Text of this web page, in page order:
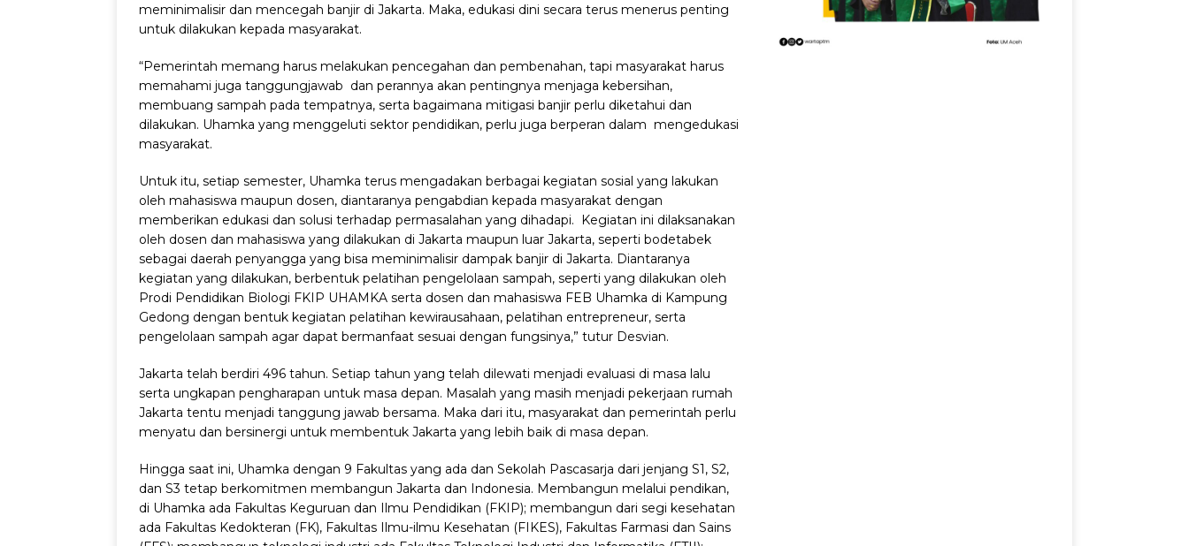
meminimalisir dan mencegah banjir di Jakarta. Maka, edukasi dini secara terus menerus penting
untuk dilakukan kepada masyarakat.
“Pemerintah memang harus melakukan pencegahan dan pembenahan, tapi masyarakat harus
memahami juga tanggungjawab dan perannya akan pentingnya menjaga kebersihan,
membuang sampah pada tempatnya, serta bagaimana mitigasi banjir perlu diketahui dan
dilakukan. Uhamka yang menggeluti sektor pendidikan, perlu juga berperan dalam mengedukasi
masyarakat.
Untuk itu, setiap semester, Uhamka terus mengadakan berbagai kegiatan sosial yang lakukan
oleh mahasiswa maupun dosen, diantaranya pengabdian kepada masyarakat dengan
memberikan edukasi dan solusi terhadap permasalahan yang dihadapi. Kegiatan ini dilaksanakan
oleh dosen dan mahasiswa yang dilakukan di Jakarta maupun luar Jakarta, seperti bodetabek
sebagai daerah penyangga yang bisa meminimalisir dampak banjir di Jakarta. Diantaranya
kegiatan yang dilakukan, berbentuk pelatihan pengelolaan sampah, seperti yang dilakukan oleh
Prodi Pendidikan Biologi FKIP UHAMKA serta dosen dan mahasiswa FEB Uhamka di Kampung
Gedong dengan bentuk kegiatan pelatihan kewirausahaan, pelatihan entrepreneur, serta
pengelolaan sampah agar dapat bermanfaat sesuai dengan fungsinya,” tutur Desvian.
Jakarta telah berdiri 496 tahun. Setiap tahun yang telah dilewati menjadi evaluasi di masa lalu
serta ungkapan pengharapan untuk masa depan. Masalah yang masih menjadi pekerjaan rumah
Jakarta tentu menjadi tanggung jawab bersama. Maka dari itu, masyarakat dan pemerintah perlu
menyatu dan bersinergi untuk membentuk Jakarta yang lebih baik di masa depan.
Hingga saat ini, Uhamka dengan 9 Fakultas yang ada dan Sekolah Pascasarja dari jenjang S1, S2,
dan S3 tetap berkomitmen membangun Jakarta dan Indonesia. Membangun melalui pendikan,
di Uhamka ada Fakultas Keguruan dan Ilmu Pendidikan (FKIP); membangun dari segi kesehatan
ada Fakultas Kedokteran (FK), Fakultas Ilmu-ilmu Kesehatan (FIKES), Fakultas Farmasi dan Sains